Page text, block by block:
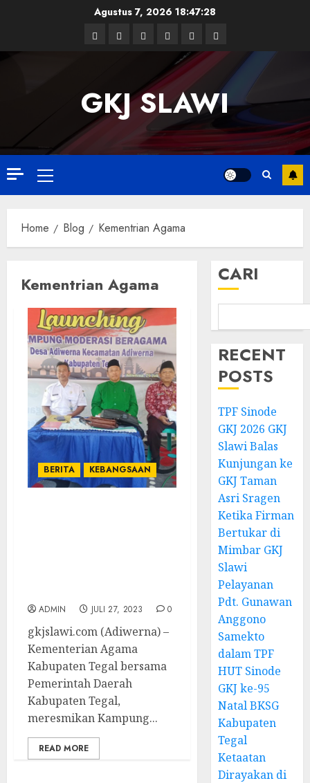
Agustus 7, 2026 18:47:29
Facebook
TwitterLinkedin
VK YoutubeInstagram
GKJ SLAWI
Primary
Menu
Home Blog Kementrian Agama
Kementrian Agama
BERITA KEBANGSAAN
ADMIN JULI 27, 2023 0
gkjslawi.com (Adiwerna) –
Kementerian Agama
Kabupaten Tegal bersama
Pemerintah Daerah
Kabupaten Tegal,
meresmikan Kampung...
READ MORE
CARI
RECENT
POSTS
TPF Sinode
GKJ 2026 GKJ
Slawi Balas
Kunjungan ke
GKJ Taman
Asri Sragen
Ketika Firman
Bertukar di
Mimbar GKJ
Slawi
Pelayanan
Pdt. Gunawan
Anggono
Samekto
dalam TPF
HUT Sinode
GKJ ke-95
Natal BKSG
Kabupaten
Tegal
Ketaatan
Dirayakan di